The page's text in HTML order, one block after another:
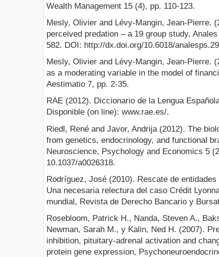
Wealth Management 15 (4), pp. 110-123.
Mesly, Olivier and Lévy-Mangin, Jean-Pierre.
perceived predation – a 19 group study,
582. DOI: http://dx.doi.org/10.6018/
Mesly, Olivier and Lévy-Mangin, Jean-Pierre.
as a moderating variable in the model of
Aestimatio 7, pp. 2-35.
RAE (2012). Diccionario de la Lengua
Disponible (on line): www.rae.es/.
Riedl, René and Javor, Andrija (2012). The
from genetics, endocrinology, and functional
Neuroscience, Psychology and Economics 5
10.1037/a0026318.
Rodríguez, José (2010). Rescate de
Una necesaria relectura del caso Crédit
mundial, Revista de Derecho Bancario y
Rosebloom, Patrick H., Nanda, Steven A.,
Newman, Sarah M., y Kalin, Ned H. (2007).
inhibition, pituitary-adrenal activation and
protein gene expression,